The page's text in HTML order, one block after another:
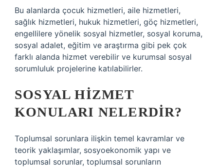
Bu alanlarda çocuk hizmetleri, aile hizmetleri,
sağlık hizmetleri, hukuk hizmetleri, göç hizmetleri,
engellilere yönelik sosyal hizmetler, sosyal koruma,
sosyal adalet, eğitim ve araştırma gibi pek çok
farklı alanda hizmet verebilir ve kurumsal sosyal
sorumluluk projelerine katılabilirler.
SOSYAL HIZMET
KONULARI NELERDIR?
Toplumsal sorunlara ilişkin temel kavramlar ve
teorik yaklaşımlar, sosyoekonomik yapı ve
toplumsal sorunlar, toplumsal sorunların